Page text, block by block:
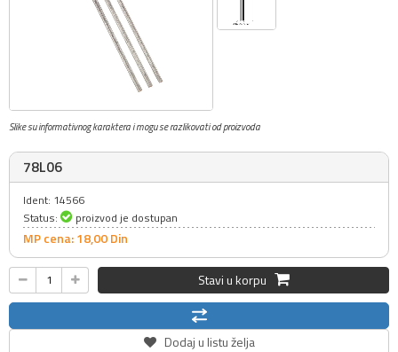
Slike su informativnog karaktera i mogu se razlikovati od proizvoda
78L06
Ident: 14566
Status:
proizvod je dostupan
MP cena: 18,00Din
Stavi u korpu
Dodaj u listu želja